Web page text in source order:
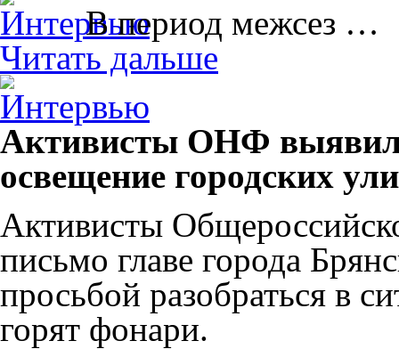
В период межсез …
Читать дальше
Активисты ОНФ
освещение городских
Активисты
письмо главе города
просьбой разобраться в
горят фонари.